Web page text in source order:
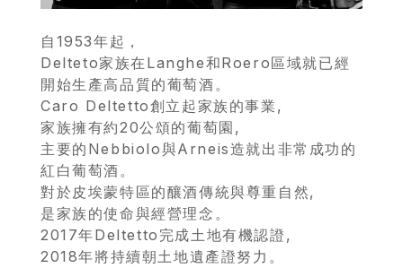
自1953年起，
Delteto家族在Langhe和Roero區域就已經
開始生產高品質的葡萄酒。
Caro Deltetto創立起家族的事業,
家族擁有約20公頌的葡萄園,
主要的Nebbiolo與Arneis造就出非常成功的
紅白葡萄酒。
對於皮埃蒙特區的釀酒傳統與尊重自然,
是家族的使命與經營理念。
2017年Deltetto完成土地有機認證,
2018年將持續朝土地遺產證努力。